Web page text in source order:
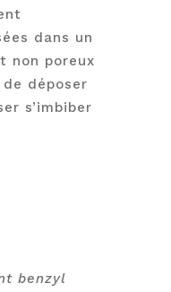
dans un
non poreux
déposer
s’imbiber
benzyl